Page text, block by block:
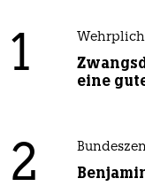
1
eine
2